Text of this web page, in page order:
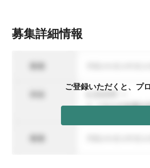
募集詳細情報
ご登録いただくと、プ